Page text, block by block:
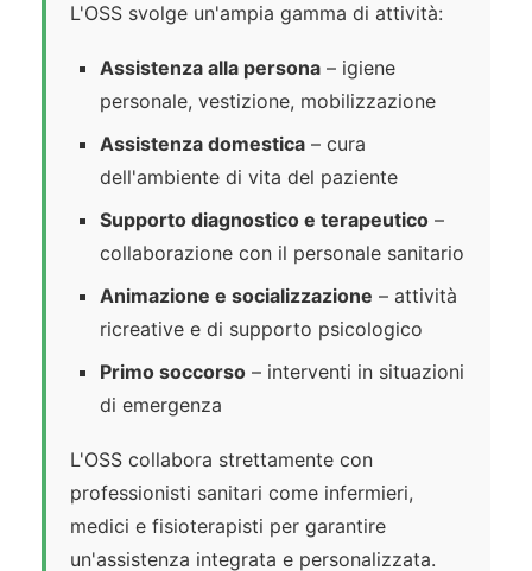
L'OSS svolge un'ampia gamma di attività:
Assistenza alla persona – igiene
personale, vestizione, mobilizzazione
Assistenza domestica – cura
dell'ambiente di vita del paziente
Supporto diagnostico e terapeutico –
collaborazione con il personale sanitario
Animazione e socializzazione – attività
ricreative e di supporto psicologico
Primo soccorso – interventi in situazioni
di emergenza
L'OSS collabora strettamente con
professionisti sanitari come infermieri,
medici e fisioterapisti per garantire
un'assistenza integrata e personalizzata.